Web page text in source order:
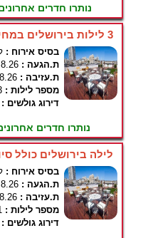
נותרו חדרים
3 לילות בירושלים במחיר מיוחד – כולל ארוחת בוקר
בסיס אירוח :
ת.הגעה : 17.8.26, יום שני
ת.עזיבה : 20.8.26, יום חמישי
מספר לילות : 3 לילות
דירוג גולשים :
נותרו חדרים
לילה בירושלים כולל
בסיס אירוח :
ת.הגעה : 26.8.26, יום רביעי
ת.עזיבה : 27.8.26, יום חמישי
מספר לילות : 1 לילות
דירוג גולשים :